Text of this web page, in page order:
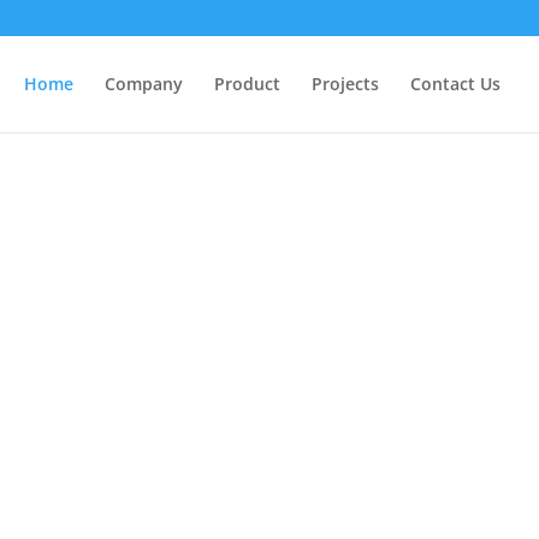
Home Company Product Projects Contact Us